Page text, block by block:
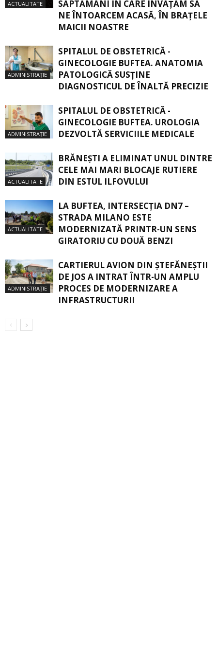
ACTUALITATE
SĂPTĂMÂNI ÎN CARE ÎNVĂŢĂM SĂ
NE ÎNTOARCEM ACASĂ, ÎN BRAŢELE
MAICII NOASTRE
ADMINISTRAȚIE
SPITALUL DE OBSTETRICĂ -
GINECOLOGIE BUFTEA. ANATOMIA
PATOLOGICĂ SUSŢINE
DIAGNOSTICUL DE ÎNALTĂ PRECIZIE
ADMINISTRAȚIE
SPITALUL DE OBSTETRICĂ -
GINECOLOGIE BUFTEA. UROLOGIA
DEZVOLTĂ SERVICIILE MEDICALE
ACTUALITATE
BRĂNEȘTI A ELIMINAT UNUL DINTRE
CELE MAI MARI BLOCAJE RUTIERE
DIN ESTUL ILFOVULUI
ACTUALITATE
LA BUFTEA, INTERSECŢIA DN7 –
STRADA MILANO ESTE
MODERNIZATĂ PRINTR-UN SENS
GIRATORIU CU DOUĂ BENZI
ADMINISTRAȚIE
CARTIERUL AVION DIN ŞTEFĂNEŞTII
DE JOS A INTRAT ÎNTR-UN AMPLU
PROCES DE MODERNIZARE A
INFRASTRUCTURII